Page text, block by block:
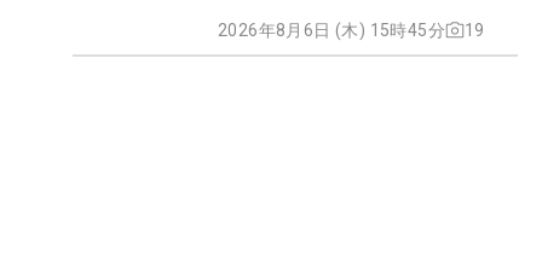
2026年8月6日 (木) 15時45分 19